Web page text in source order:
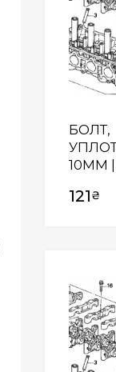
БОЛТ,
10MM
121₴